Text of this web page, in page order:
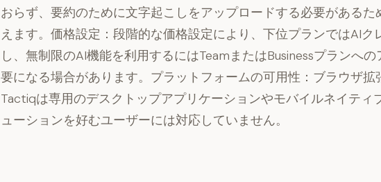
おらず、要約のために文字起こしをアップロードする必要があるた
えます。 価格設定： 段階的な価格設定により、下位プランではAIク
し、無制限のAI機能を利用するにはTeamまたはBusinessプランへ
要になる場合があります。 プラットフォームの可用性： ブラウザ拡
Tactiqは専用のデスクトップアプリケーションやモバイルネイティ
ューションを好むユーザーには対応していません。